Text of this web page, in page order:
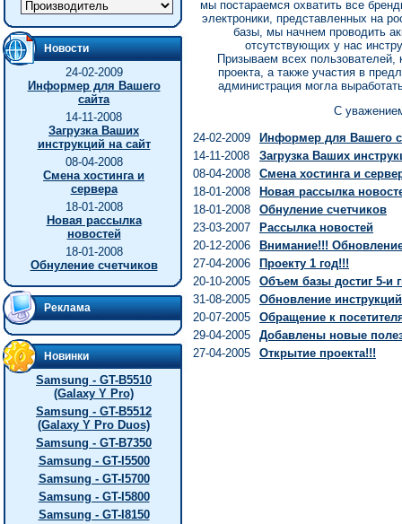
Новости
24-02-2009
Информер для Вашего
сайта
14-11-2008
Загрузка Ваших
инструкций на сайт
08-04-2008
Смена хостинга и
сервера
18-01-2008
Новая рассылка
новостей
18-01-2008
Обнуление счетчиков
Реклама
Новинки
Samsung - GT-B5510
(Galaxy Y Pro)
Samsung - GT-B5512
(Galaxy Y Pro Duos)
Samsung - GT-B7350
Samsung - GT-I5500
Samsung - GT-I5700
Samsung - GT-I5800
Samsung - GT-I8150
мы постараемся охватить все
электроники, представленных на
базы, мы начнем проводить
отсутствующих у нас
Призываем всех
проекта, а также участия в
администрация могла
С
24-02-2009
Информер для Вашего
14-11-2008
Загрузка Ваших
08-04-2008
Смена хостинга и
18-01-2008
Новая рассылка
18-01-2008
Обнуление счетчиков
23-03-2007
Рассылка новостей
20-12-2006
Внимание!!!
27-04-2006
Проекту 1 год!!!
20-10-2005
Объем базы достиг 5-и
31-08-2005
Обновление инструкций
20-07-2005
Обращение к
29-04-2005
Добавлены новые
27-04-2005
Открытие проекта!!!